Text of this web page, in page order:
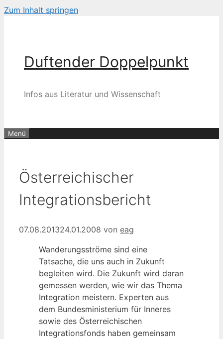
Zum Inhalt springen
Duftender Doppelpunkt
Infos aus Literatur und Wissenschaft
Menü
Österreichischer
Integrationsbericht
07.08.201324.01.2008 von eag
Wanderungsströme sind eine
Tatsache, die uns auch in Zukunft
begleiten wird. Die Zukunft wird daran
gemessen werden, wie wir das Thema
Integration meistern. Experten aus
dem Bundesministerium für Inneres
sowie des Österreichischen
Integrationsfonds haben gemeinsam